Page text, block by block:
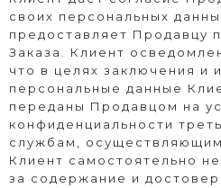
своих персональных
предоставляет Продавцу
Заказа. Клиент
что в целях заключения и
персональные данные
переданы Продавцом на
конфиденциальности
службам, осуществляющим
Клиент самостоятельно
за содержание и